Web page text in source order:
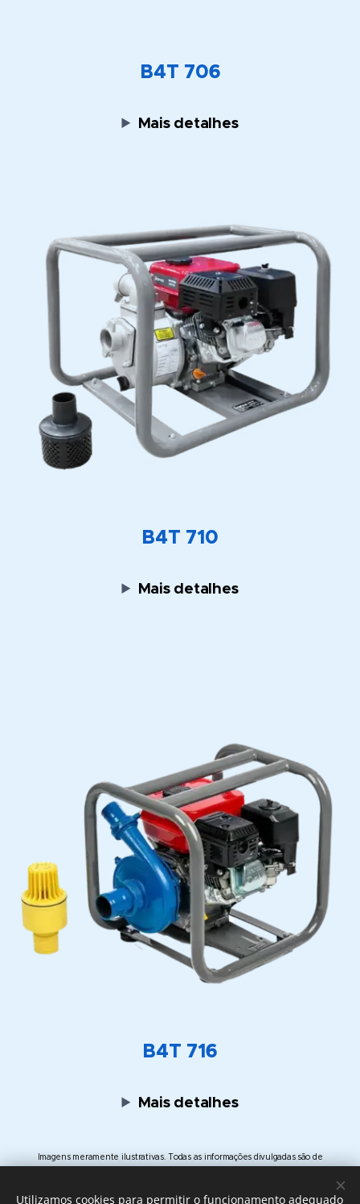
B4T 706
Mais detalhes
B4T 710
Mais detalhes
B4T 716
Mais detalhes
Imagens meramente ilustrativas. Todas as informações divulgadas são de
Utilizamos cookies para permitir o funcionamento adequado